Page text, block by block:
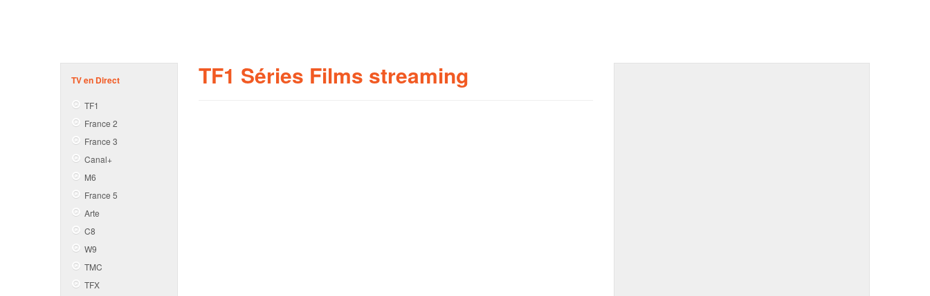
TV en Direct
TF1
France 2
France 3
Canal+
M6
France 5
Arte
C8
W9
TMC
TFX
TF1 Séries Films streaming